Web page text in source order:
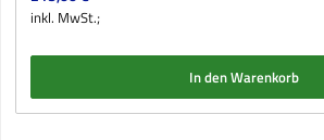
inkl. MwSt.;
In den Warenkorb